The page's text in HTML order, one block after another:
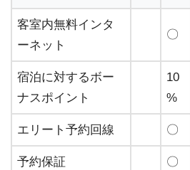
客室内無料インタ
ーネット
〇
宿泊に対するボー
ナスポイント
10
%
エリート予約回線 〇
予約保証 〇